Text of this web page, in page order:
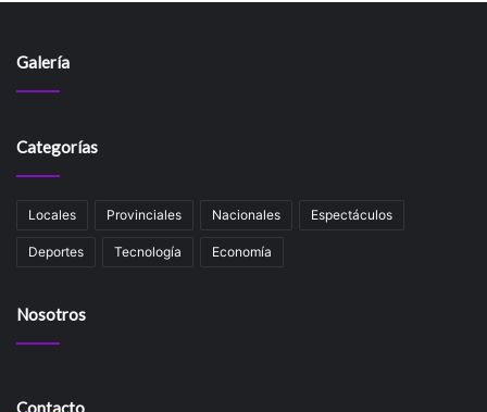
Galería
Categorías
Locales Provinciales Nacionales Espectáculos
Deportes Tecnología Economía
Nosotros
Contacto